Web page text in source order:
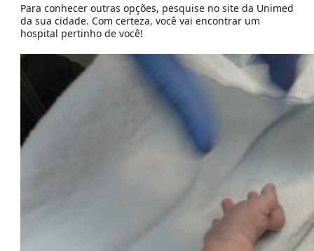
Para conhecer outras opções, pesquise no site da Unimed
da sua cidade. Com certeza, você vai encontrar um
hospital pertinho de você!